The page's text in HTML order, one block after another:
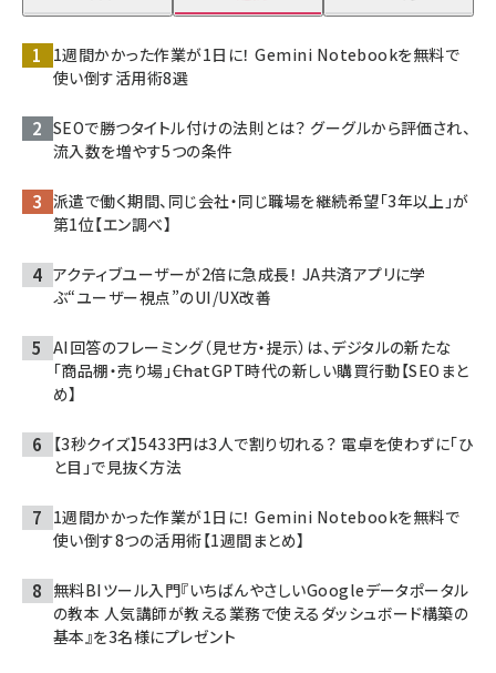
1週間かかった作業が1日に！ Gemini Notebookを無料で
使い倒す活用術8選
SEOで勝つタイトル付けの法則とは？ グーグルから評価され、
流入数を増やす5つの条件
派遣で働く期間、同じ会社・同じ職場を継続希望「3年以上」が
第1位【エン調べ】
アクティブユーザーが2倍に急成長！ JA共済アプリに学
ぶ“ユーザー視点”のUI/UX改善
AI回答のフレーミング（見せ方・提示）は、デジタルの新たな
「商品棚・売り場」――ChatGPT時代の新しい購買行動【SEOまと
め】
【3秒クイズ】5433円は3人で割り切れる？ 電卓を使わずに「ひ
と目」で見抜く方法
1週間かかった作業が1日に！ Gemini Notebookを無料で
使い倒す8つの活用術【1週間まとめ】
無料BIツール入門『いちばんやさしいGoogleデータポータル
の教本 人気講師が教える業務で使えるダッシュボード構築の
基本』を3名様にプレゼント